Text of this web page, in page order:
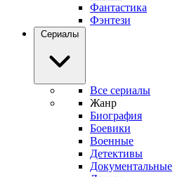
Фантастика
Фэнтези
Сериалы
Все сериалы
Жанр
Биография
Боевики
Военные
Детективы
Документальные